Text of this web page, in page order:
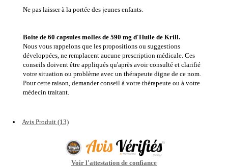
Ne pas laisser à la portée des jeunes enfants.
Boite de 60 capsules molles de 590 mg d'Huile de Krill.
Nous vous rappelons que les propositions ou suggestions
développées, ne remplacent aucune prescription médicale. Ces
conseils doivent être appliqués qu'après avoir consulté et clarifié
votre situation ou problème avec un thérapeute digne de ce nom.
Pour cette raison, demander conseil à votre thérapeute ou à votre
médecin traitant.
Avis Produit (13)
Voir l'attestation de confiance